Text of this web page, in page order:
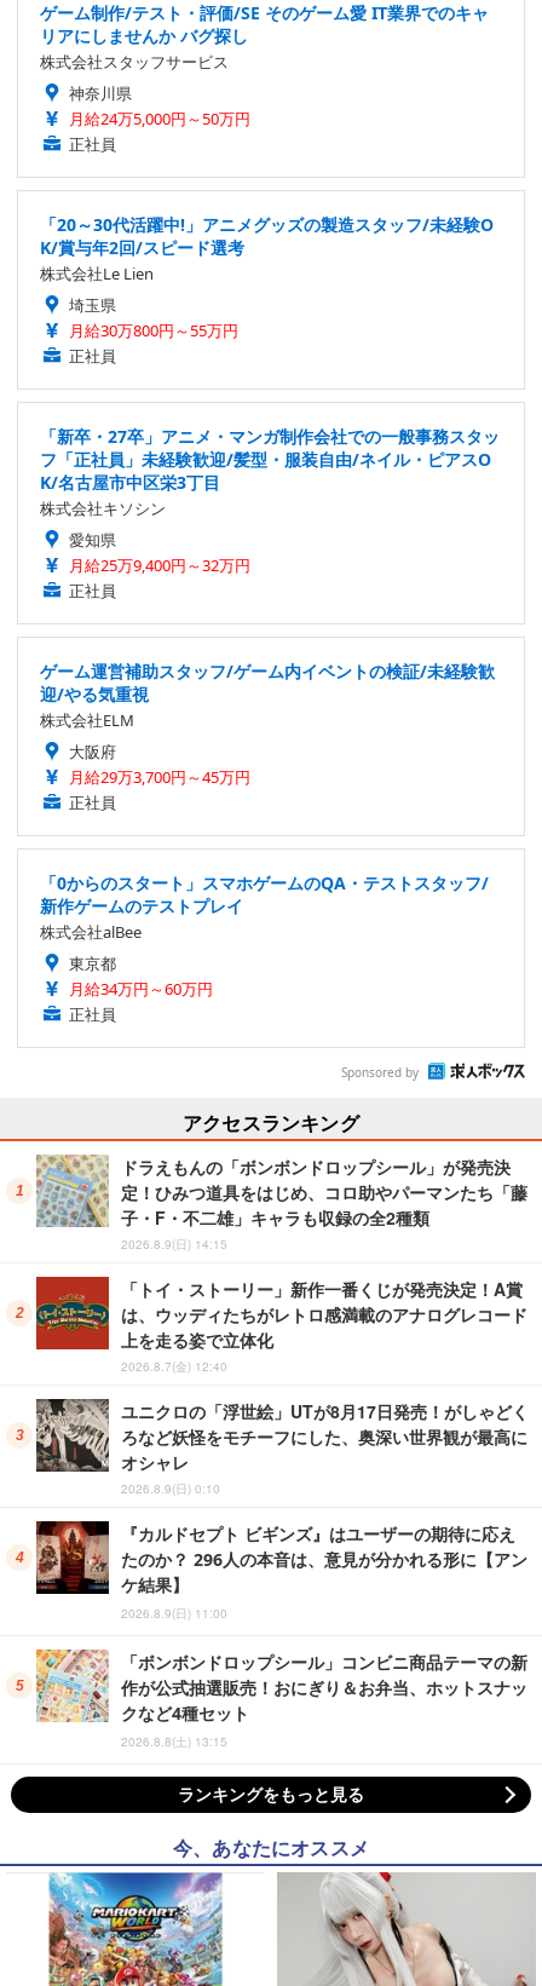
ゲーム制作/テスト・評価/SE そのゲーム愛 IT業界でのキャ
リアにしませんか バグ探し
株式会社スタッフサービス
神奈川県
月給24万5,000円～50万円
正社員
「20～30代活躍中!」アニメグッズの製造スタッフ/未経験O
K/賞与年2回/スピード選考
株式会社Le Lien
埼玉県
月給30万800円～55万円
正社員
「新卒・27卒」アニメ・マンガ制作会社での一般事務スタッ
フ「正社員」未経験歓迎/髪型・服装自由/ネイル・ピアスO
K/名古屋市中区栄3丁目
株式会社キソシン
愛知県
月給25万9,400円～32万円
正社員
ゲーム運営補助スタッフ/ゲーム内イベントの検証/未経験歓
迎/やる気重視
株式会社ELM
大阪府
月給29万3,700円～45万円
正社員
「0からのスタート」スマホゲームのQA・テストスタッフ/
新作ゲームのテストプレイ
株式会社alBee
東京都
月給34万円～60万円
正社員
Sponsored by
アクセスランキング
ドラえもんの「ボンボンドロップシール」が発売決
定！ひみつ道具をはじめ、コロ助やパーマンたち「藤
子・F・不二雄」キャラも収録の全2種類
2026.8.9(日) 14:15
「トイ・ストーリー」新作一番くじが発売決定！A賞
は、ウッディたちがレトロ感満載のアナログレコード
上を走る姿で立体化
2026.8.7(金) 12:40
ユニクロの「浮世絵」UTが8月17日発売！がしゃどく
ろなど妖怪をモチーフにした、奥深い世界観が最高に
オシャレ
2026.8.9(日) 0:10
『カルドセプト ビギンズ』はユーザーの期待に応え
たのか？ 296人の本音は、意見が分かれる形に【アン
ケ結果】
2026.8.9(日) 11:00
「ボンボンドロップシール」コンビニ商品テーマの新
作が公式抽選販売！おにぎり＆お弁当、ホットスナッ
クなど4種セット
2026.8.8(土) 13:15
ランキングをもっと見る
今、あなたにオススメ